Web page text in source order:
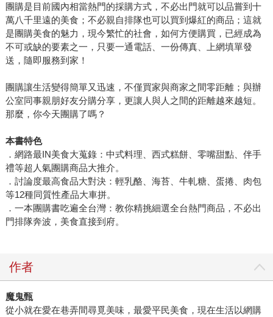
團購是目前國內相當熱門的採購方式，不必出門就可以品嘗到十
萬八千里遠的美食；不必親自排隊也可以買到爆紅的商品；這就
是團購美食的魅力，現今繁忙的社會，如何方便購買，已經成為
不可或缺的要素之一，只要一通電話、一份傳真、上網填單發
送，隨即服務到家！
團購讓生活變得簡單又迅速，不僅買家與商家之間零距離；與辦
公室同事親朋好友分購分享，更讓人與人之間的距離越來越短。
那麼，你今天團購了嗎？
本書特色
．網路最IN美食大蒐錄：中式料理、西式糕餅、零嘴甜點、伴手
禮等超人氣團購商品大推介。
．討論度最高食品大對決：輕乳酪、海苔、牛軋糖、蛋捲、肉包
等12種同質性產品大車拼。
．一本團購書吃遍全台灣：教你精挑細選全台熱門商品，不必出
門排隊奔波，美食直接到府。
作者
魔鬼甄
從小就在愛在巷弄間尋覓美味，最愛平民美食，現在生活以網購